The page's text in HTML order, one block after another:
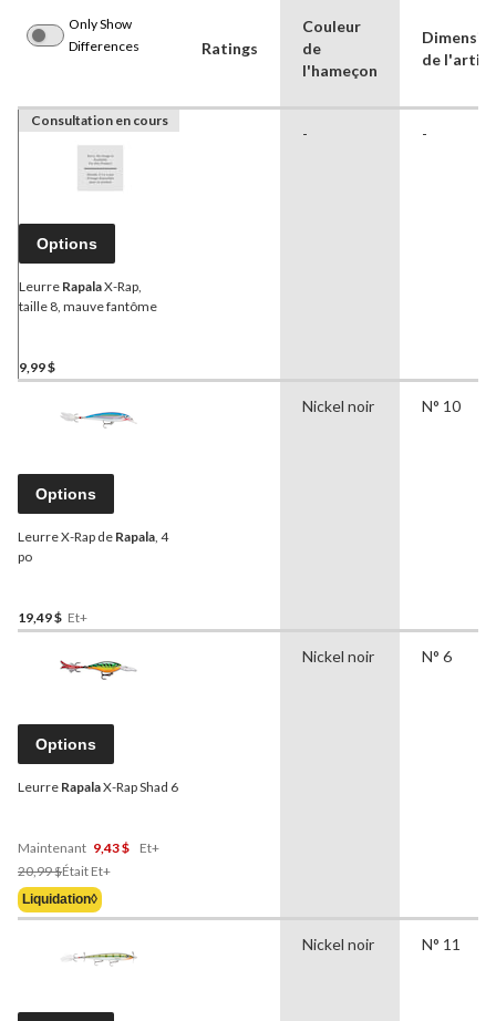
Only Show
Differences
Ratings
Couleur
de
l'hameçon
de
Consultation en cours
Options
Leurre RapalaX-Rap,
taille 8, mauve fantôme
9,99 $
- -
Options
Leurre X-Rap de Rapala , 4
po
19,49 $ Et+
Nickel noir N° 10
Options
Leurre RapalaX-Rap Shad 6
Maintenant 9,43 $
Et+
20,99 $Était Et+Prix
À
De
Liquidation◊
Nickel noir N° 6
Nickel noir N° 11